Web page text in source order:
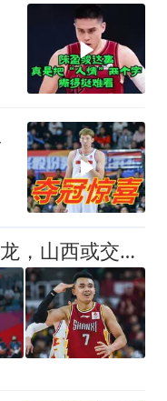
CBA速递！北京报价朱俊龙，山西或交易原帅，马布里深夜发声